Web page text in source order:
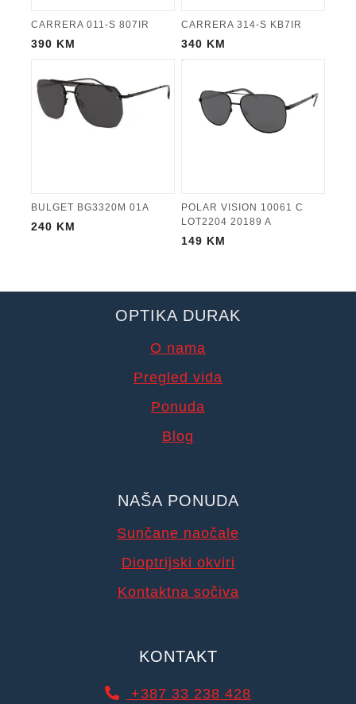
CARRERA 011-S 807IR
390 KM
CARRERA 314-S KB7IR
340 KM
BULGET BG3320M 01A
240 KM
POLAR VISION 10061 C
LOT2204 20189 A
149 KM
OPTIKA DURAK
O nama
Pregled vida
Ponuda
Blog
NAŠA PONUDA
Sunčane naočale
Dioptrijski okviri
Kontaktna sočiva
KONTAKT
+387 33 238 428